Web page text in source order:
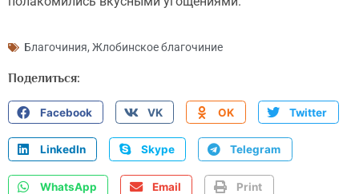
Благочиния, Жлобинское благочиние
Поделиться:
Facebook VK OK Twitter
LinkedIn Skype Telegram
WhatsApp Email Print